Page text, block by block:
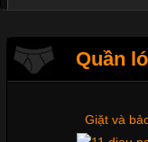
Quần
Xu hướng
Giặt và